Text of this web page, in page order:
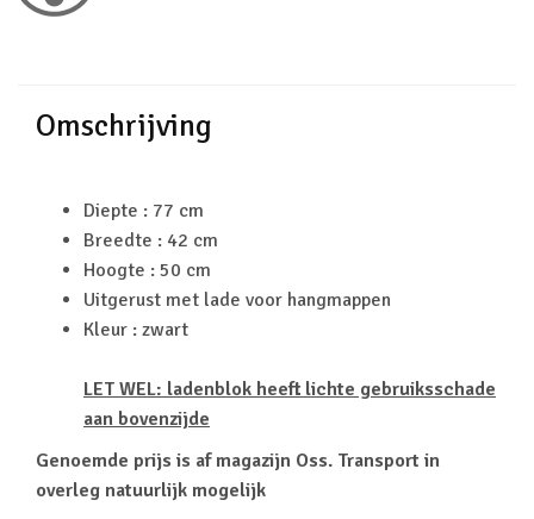
Omschrijving
Diepte : 77 cm
Breedte : 42 cm
Hoogte : 50 cm
Uitgerust met lade voor hangmappen
Kleur : zwart
LET WEL: ladenblok heeft lichte gebruiksschade
aan bovenzijde
Genoemde prijs is af magazijn Oss. Transport in
overleg natuurlijk mogelijk